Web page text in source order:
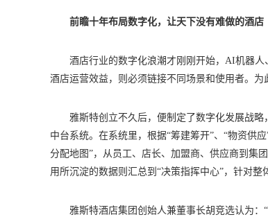
前瞻十年布局数字化，让天下没有难做的酒店
酒店行业的数字化浪潮才刚刚开始，AI机器
酒店运营效益，则必须链接不同场景和使用者。
雅斯特创立不久后，便制定了数字化发展战
中台系统。在系统里，根据“筹建筹开”、“物资供
分配地图”，从员工、店长、加盟商、供应商到集
用所沉淀的数据则汇总到“决策指挥中心”，针对
雅斯特酒店集团创始人兼董事长胡竞选认为